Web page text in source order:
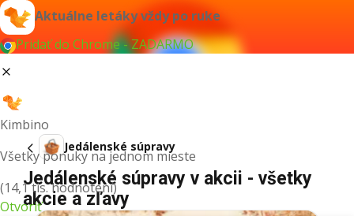
Aktuálne letáky vždy po ruke
Pridať do Chrome - ZADARMO
Kimbino
Všetky ponuky na jednom mieste
(14,1 tis. hodnotení)
Otvoriť
Jedálenské súpravy
Jedálenské súpravy v akcii - všetky
akcie a zľavy